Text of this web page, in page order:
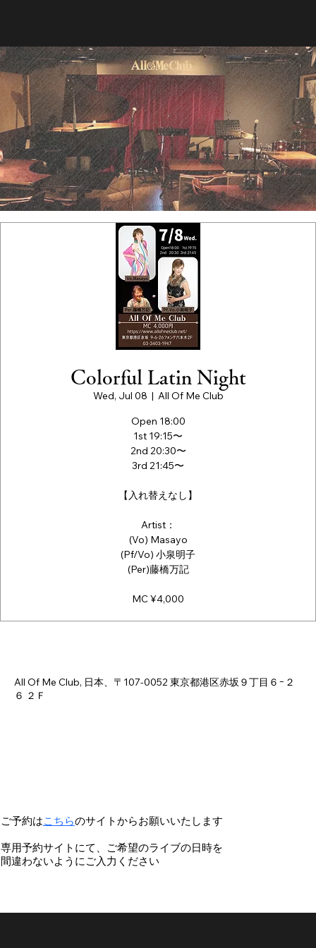
ご予約はこちらのサイトからお願いいたします
専用予約サイトにて、ご希望のライブの日時を
間違わないようにご入力ください
Colorful Latin Night
Wed, Jul 08
  |
All Of Me Club
Open 18:00
1st 19:15〜
2nd 20:30〜
3rd 21:45〜
【入れ替えなし】
Artist：
(Vo) Masayo
(Pf/Vo) 小泉明子
(Per)藤橋万記
MC ¥4,000
All Of Me Club, 日本、〒107-0052 東京都港区赤坂９丁目６−２
６ ２Ｆ